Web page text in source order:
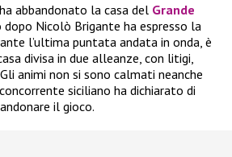
ha abbandonato la casa del Grande
dopo Nicolò Brigante ha espresso la
l’ultima puntata andata in onda, è
divisa in due alleanze, con litigi,
animi non si sono calmati neanche
siciliano ha dichiarato di
il gioco.